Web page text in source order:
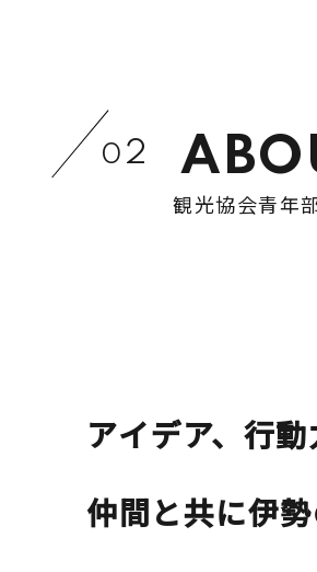
0 2
観光協会青年
アイデア、行
仲間と共に伊